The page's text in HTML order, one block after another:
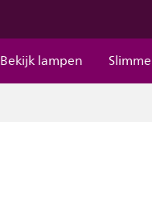
Bekijk lampen